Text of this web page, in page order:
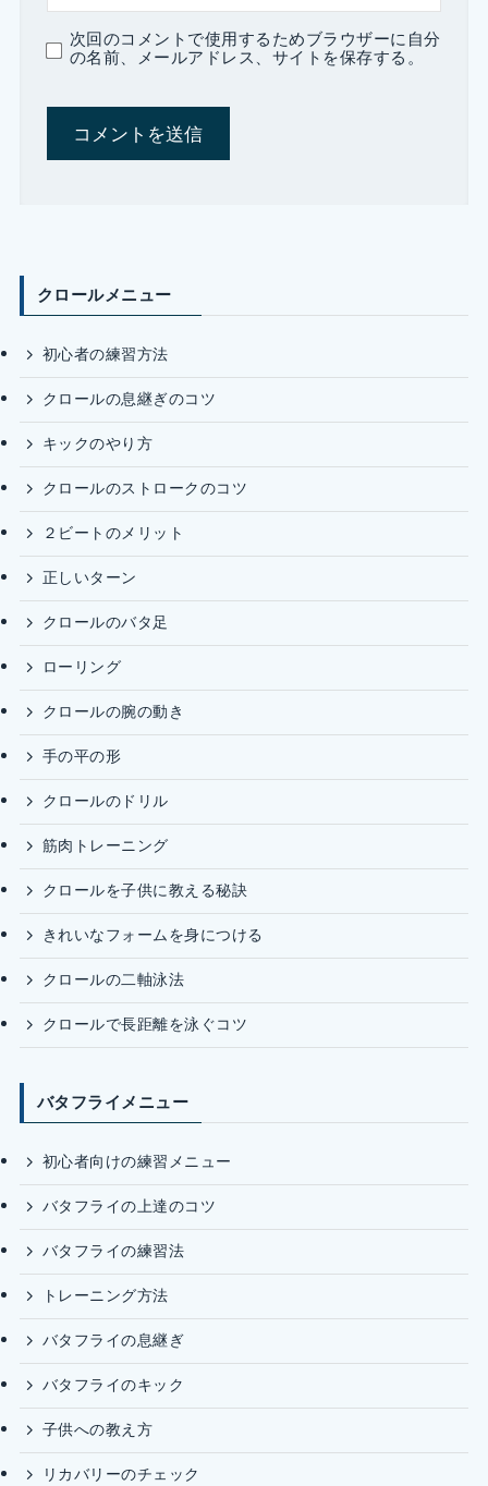
次回のコメントで使用するためブラウザーに自分
の名前、メールアドレス、サイトを保存する。
クロールメニュー
初心者の練習方法
クロールの息継ぎのコツ
キックのやり方
クロールのストロークのコツ
２ビートのメリット
正しいターン
クロールのバタ足
ローリング
クロールの腕の動き
手の平の形
クロールのドリル
筋肉トレーニング
クロールを子供に教える秘訣
きれいなフォームを身につける
クロールの二軸泳法
クロールで長距離を泳ぐコツ
バタフライメニュー
初心者向けの練習メニュー
バタフライの上達のコツ
バタフライの練習法
トレーニング方法
バタフライの息継ぎ
バタフライのキック
子供への教え方
リカバリーのチェック